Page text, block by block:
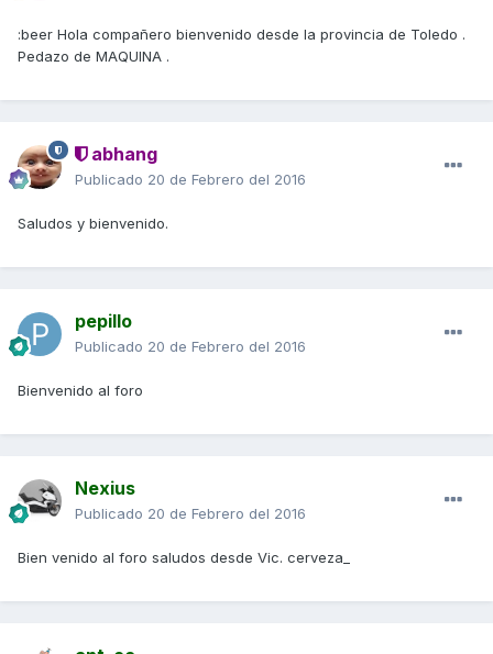
:beer Hola compañero bienvenido desde la provincia de Toledo .
Pedazo de MAQUINA .
abhang
Publicado 20 de Febrero del 2016
Saludos y bienvenido.
pepillo
Publicado 20 de Febrero del 2016
Bienvenido al foro
Nexius
Publicado 20 de Febrero del 2016
Bien venido al foro saludos desde Vic. cerveza_